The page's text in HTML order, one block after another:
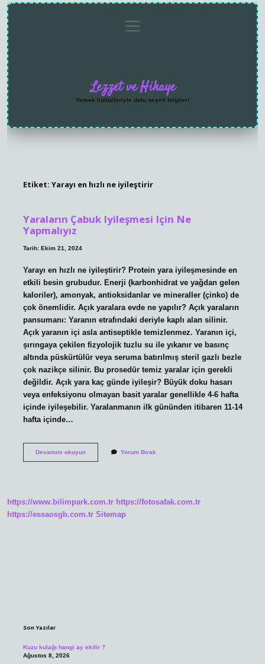
menüyü
aç
Lezzet ve Hikaye
Yemek kültürleriyle dolu neşeli bilgiler!
Etiket: Yarayı en hızlı ne iyileştirir
Yaraların Çabuk Iyileşmesi Için Ne
Yapmalıyız
Tarih: Ekim 21, 2024
Yarayı en hızlı ne iyileştirir? Protein yara iyileşmesinde en
etkili besin grubudur. Enerji (karbonhidrat ve yağdan gelen
kaloriler), amonyak, antioksidanlar ve mineraller (çinko) de
çok önemlidir. Açık yaralara evde ne yapılır? Açık yaraların
pansumanı: Yaranın etrafındaki deriyle kaplı alan silinir.
Açık yaranın içi asla antiseptikle temizlenmez. Yaranın içi,
şırıngaya çekilen fizyolojik tuzlu su ile yıkanır ve basınç
altında püskürtülür veya seruma batırılmış steril gazlı bezle
çok nazikçe silinir. Bu prosedür temiz yaralar için gerekli
değildir. Açık yara kaç günde iyileşir? Büyük doku hasarı
veya enfeksiyonu olmayan basit yaralar genellikle 4-6 hafta
içinde iyileşebilir. Yaralanmanın ilk gününden itibaren 11-14
hafta içinde…
Devamını okuyunYaraların
Yorum Bırak
https://www.bilimpark.com.tr https://fotosafak.com.tr
https://essaosgb.com.tr Sitemap
Son Yazılar
Kuzu kulağı hangi ay ekilir ?
Ağustos 8, 2026